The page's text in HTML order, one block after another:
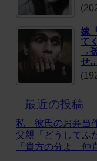
嫁
て
→
せ
最近の投稿
私「彼氏のお弁当
父親「どうしてふ
「貴方の分よ。